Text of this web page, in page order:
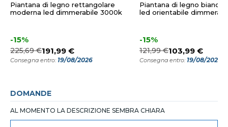
Piantana di legno rettangolare
moderna led dimmerabile 3000k
-15%
225,69 €191,99 €
Consegna entro: 19/08/2026
Piantana di legno bianca
led orientabile
-15%
121,99 €103,99 €
Consegna entro: 19/08/2026
DOMANDE
AL MOMENTO LA DESCRIZIONE SEMBRA CHIARA